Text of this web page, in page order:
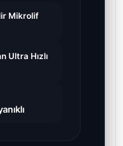
Mikrolif
Ultra Hızlı